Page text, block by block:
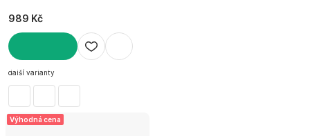
989 Kč
DO KOŠÍKU
další varianty
Výhodná cena